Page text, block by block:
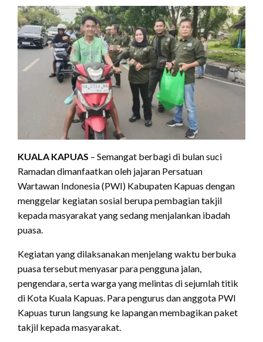
KUALA KAPUAS – Semangat berbagi di bulan suci
Ramadan dimanfaatkan oleh jajaran Persatuan
Wartawan Indonesia (PWI) Kabupaten Kapuas dengan
menggelar kegiatan sosial berupa pembagian takjil
kepada masyarakat yang sedang menjalankan ibadah
puasa.
Kegiatan yang dilaksanakan menjelang waktu berbuka
puasa tersebut menyasar para pengguna jalan,
pengendara, serta warga yang melintas di sejumlah titik
di Kota Kuala Kapuas. Para pengurus dan anggota PWI
Kapuas turun langsung ke lapangan membagikan paket
takjil kepada masyarakat.